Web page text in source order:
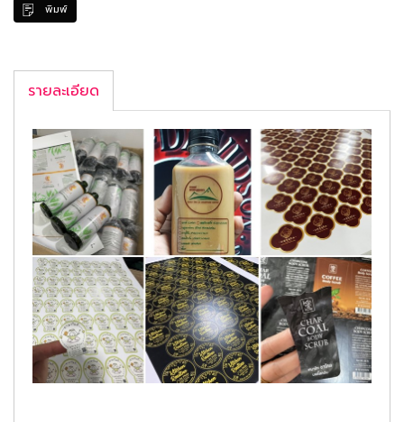
พิมพ์
รายละเอียด